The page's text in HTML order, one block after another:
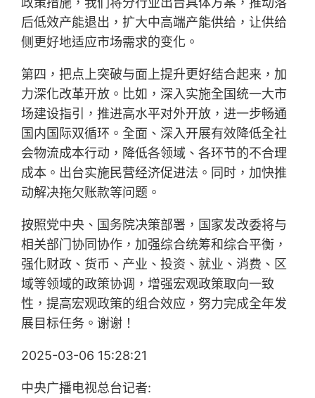
后低效产能退出，扩大中高端产能供给，让供给
侧更好地适应市场需求的变化。
第四，把点上突破与面上提升更好结合起来，加
力深化改革开放。比如，深入实施全国统一大市
场建设指引，推进高水平对外开放，进一步畅通
国内国际双循环。全面、深入开展有效降低全社
会物流成本行动，降低各领域、各环节的不合理
成本。出台实施民营经济促进法。同时，加快推
动解决拖欠账款等问题。
按照党中央、国务院决策部署，国家发改委将与
相关部门协同协作，加强综合统筹和综合平衡，
强化财政、货币、产业、投资、就业、消费、区
域等领域的政策协调，增强宏观政策取向一致
性，提高宏观政策的组合效应，努力完成全年发
展目标任务。谢谢！
2025-03-06 15:28:21
中央广播电视总台记者: